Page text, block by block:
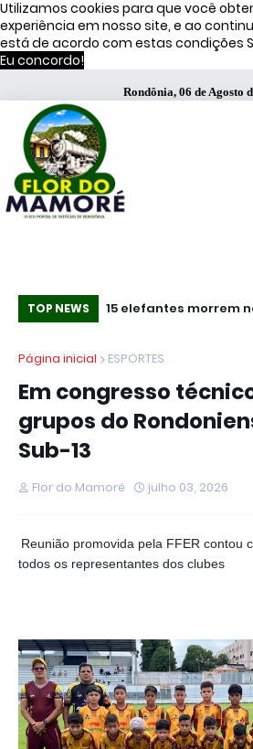
Utilizamos cookies para que você
experiência em nosso site, e ao
está de acordo com estas condições
Eu concordo!
Rondônia, 06 de Agosto
TOP NEWS
15 elefantes
de tomate
Míssil russo cai na
Página inicial
ESPORTES
Em congresso
grupos do
Sub-13
Flor do Mamoré julho 03, 2026
Reunião promovida pela FFER contou
todos os representantes dos clubes